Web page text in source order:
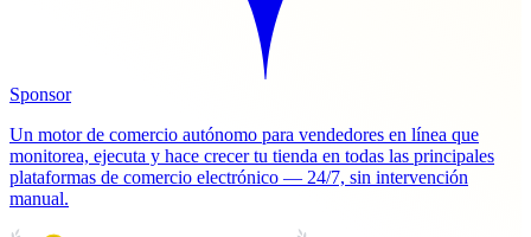
Sponsor
Un motor de comercio autónomo para vendedores en línea que
monitorea, ejecuta y hace crecer tu tienda en todas las principales
plataformas de comercio electrónico — 24/7, sin intervención
manual.